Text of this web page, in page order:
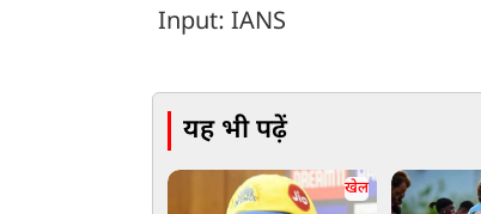
Input: IANS
यह भी पढ़ें
खेल